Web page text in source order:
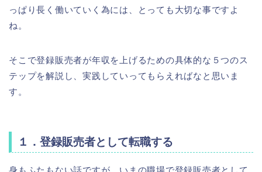
っぱり長く働いていく為には、とっても大切な事ですよ
ね。
そこで登録販売者が年収を上げるための具体的な５つのス
テップを解説し、実践していってもらえればなと思いま
す。
１．登録販売者として転職する
身もふたもない話ですが、いまの職場で登録販売者として